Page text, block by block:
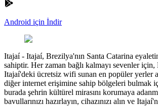
Android için İndir
Itajaí- Itajaí, Brezilya'nın Santa Catarina
sahiptir. Her zaman bağlı kalmayı sevenler
Itajaí'deki ücretsiz wifi sunan en popüler yerler
diğer internet erişimine sahip bölgeleri bulmak
burada şehrin kültürel mirasını korumaya
bavullarınızı hazırlayın, cihazınızı alın ve